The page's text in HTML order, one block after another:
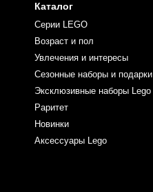
Каталог
Серии LEGO
Возраст и пол
Увлечения и интересы
Сезонные наборы и подарки
Эксклюзивные наборы Lego
Раритет
Новинки
Аксессуары Lego